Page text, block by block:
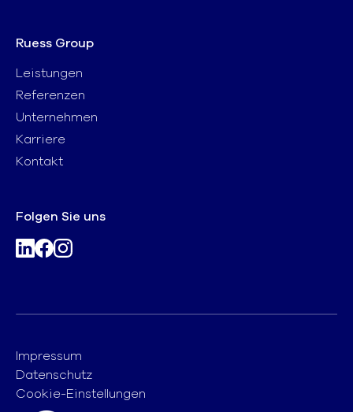
Ruess Group
Leistungen
Referenzen
Unternehmen
Karriere
Kontakt
Folgen Sie uns
Impressum
Datenschutz
Cookie-Einstellungen